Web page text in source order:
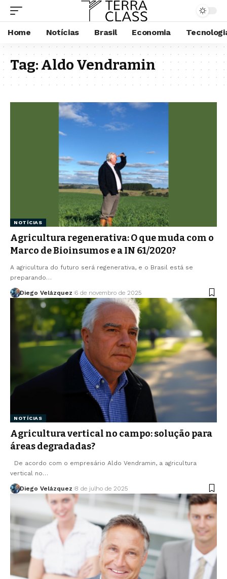
Home Notícias Brasil Economia
Tag:Aldo Vendramin
NOTÍCIAS
Agricultura regenerativa: O que muda com o
Marco de Bioinsumos e a IN 61/2020?
A agricultura do futuro será regenerativa, e o Brasil está se
preparando…
Diego Velázquez 6 de novembro de 2025
NOTÍCIAS
Agricultura vertical no campo: solução para
áreas degradadas?
De acordo com o empresário Aldo Vendramin, a agricultura
vertical no…
Diego Velázquez 8 de julho de 2025